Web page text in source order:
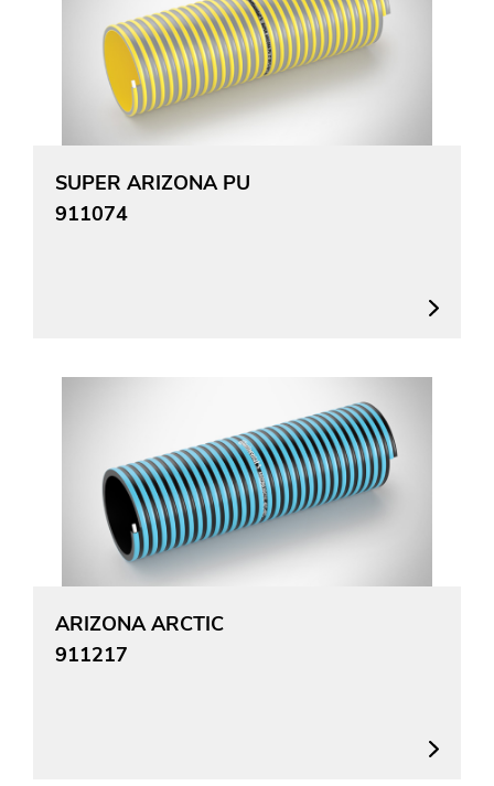
SUPER ARIZONA PU
911074
ARIZONA ARCTIC
911217